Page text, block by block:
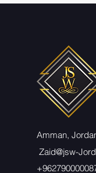
Amman,
Zaid@jsw-